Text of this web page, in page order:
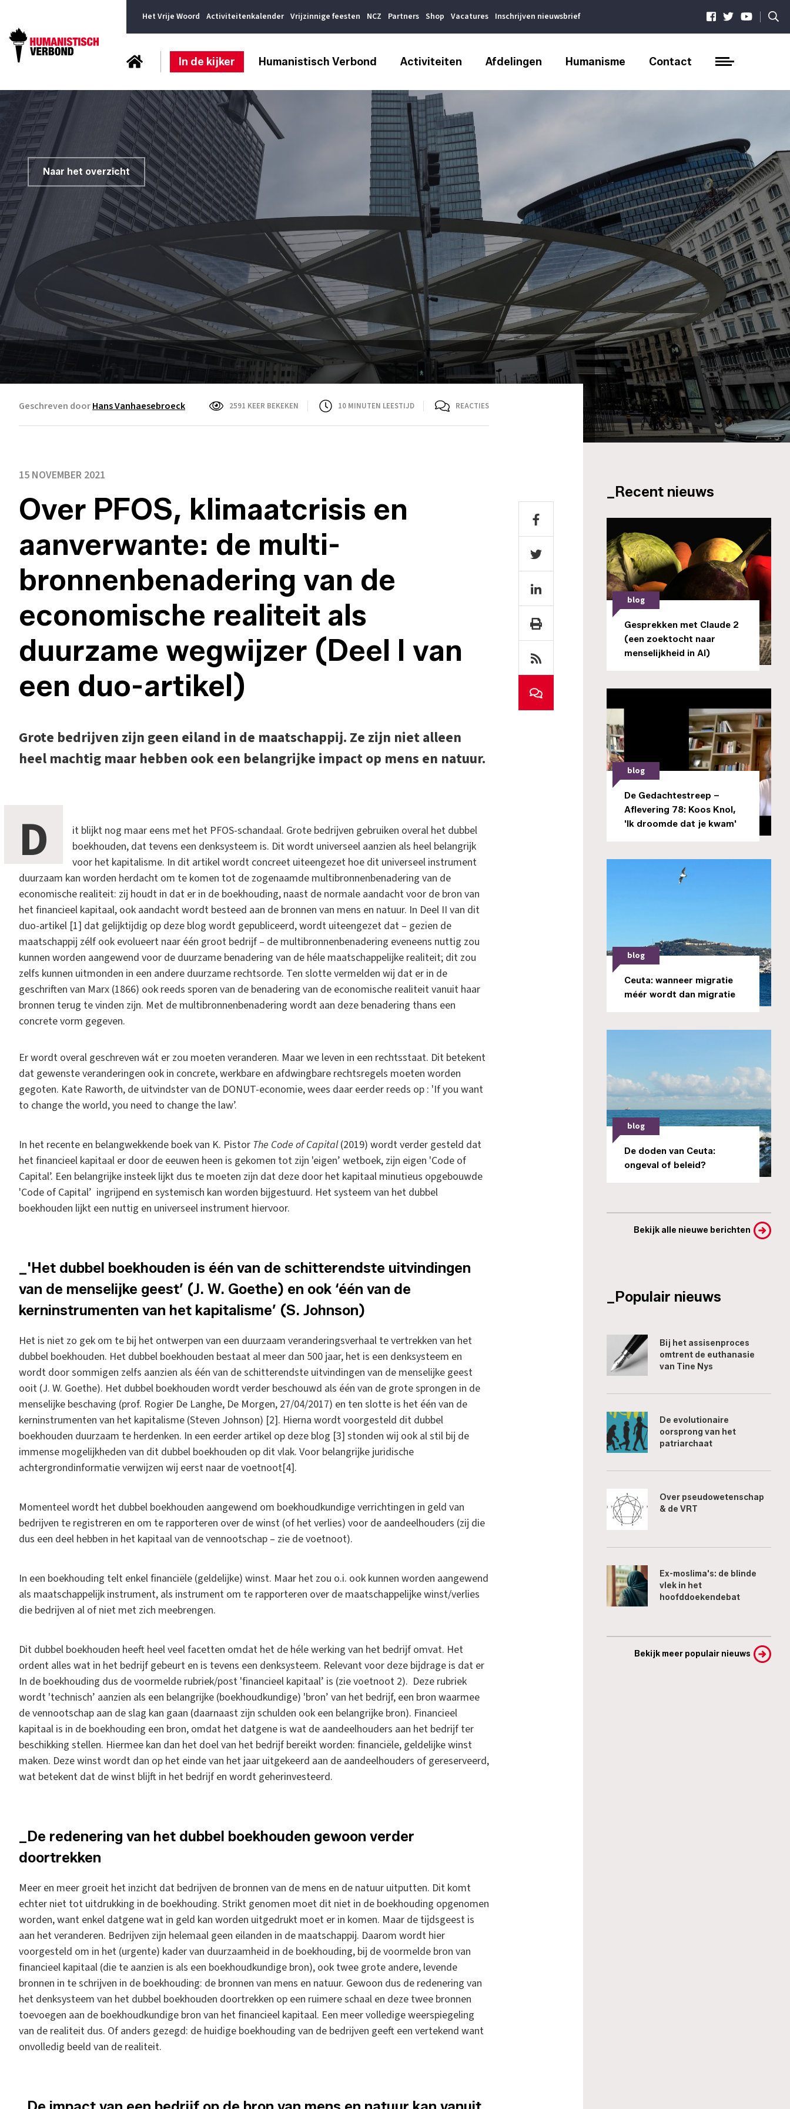
Het Vrije Woord Activiteitenkalender Vrijzinnige feesten NCZ Partners Shop Vacatures Inschrijven nieuwsbrief |
In de kijker Humanistisch Verbond Activiteiten Afdelingen Humanisme Contact
Naar het overzicht
Geschreven doorHans Vanhaesebroeck 2591 KEER BEKEKEN 10 MINUTEN LEESTIJD REACTIES
15 NOVEMBER 2021
Over PFOS, klimaatcrisis en
aanverwante: de multi-
bronnenbenadering van de
economische realiteit als
duurzame wegwijzer (Deel I van
een duo-artikel)
Grote bedrijven zijn geen eiland in de maatschappij. Ze zijn niet alleen
heel machtig maar hebben ook een belangrijke impact op mens en natuur.
D
it blijkt nog maar eens met het PFOS-schandaal. Grote bedrijven gebruiken overal het dubbel
boekhouden, dat tevens een denksysteem is. Dit wordt universeel aanzien als heel belangrijk
voor het kapitalisme. In dit artikel wordt concreet uiteengezet hoe dit universeel instrument
duurzaam kan worden herdacht om te komen tot de zogenaamde multibronnenbenadering van de
economische realiteit: zij houdt in dat er in de boekhouding, naast de normale aandacht voor de bron van
het financieel kapitaal, ook aandacht wordt besteed aan de bronnen van mens en natuur. In Deel II van dit
duo-artikel [1] dat gelijktijdig op deze blog wordt gepubliceerd, wordt uiteengezet dat – gezien de
maatschappij zélf ook evolueert naar één groot bedrijf – de multibronnenbenadering eveneens nuttig zou
kunnen worden aangewend voor de duurzame benadering van de héle maatschappelijke realiteit; dit zou
zelfs kunnen uitmonden in een andere duurzame rechtsorde. Ten slotte vermelden wij dat er in de
geschriften van Marx (1866) ook reeds sporen van de benadering van de economische realiteit vanuit haar
bronnen terug te vinden zijn. Met de multibronnenbenadering wordt aan deze benadering thans een
concrete vorm gegeven.
Er wordt overal geschreven wát er zou moeten veranderen. Maar we leven in een rechtsstaat. Dit betekent
dat gewenste veranderingen ook in concrete, werkbare en afdwingbare rechtsregels moeten worden
gegoten. Kate Raworth, de uitvindster van de DONUT-economie, wees daar eerder reeds op : 'If you want
to change the world, you need to change the law’.
In het recente en belangwekkende boek van K. Pistor The Code of Capital(2019) wordt verder gesteld dat
het financieel kapitaal er door de eeuwen heen is gekomen tot zijn 'eigen’ wetboek, zijn eigen 'Code of
Capital’. Een belangrijke insteek lijkt dus te moeten zijn dat deze door het kapitaal minutieus opgebouwde
'Code of Capital’ ingrijpend en systemisch kan worden bijgestuurd. Het systeem van het dubbel
boekhouden lijkt een nuttig en universeel instrument hiervoor.
_'Het dubbel boekhouden is één van de schitterendste uitvindingen
van de menselijke geest’ (J. W. Goethe) en ook ‘één van de
kerninstrumenten van het kapitalisme’ (S. Johnson)
Het is niet zo gek om te bij het ontwerpen van een duurzaam veranderingsverhaal te vertrekken van het
dubbel boekhouden. Het dubbel boekhouden bestaat al meer dan 500 jaar, het is een denksysteem en
wordt door sommigen zelfs aanzien als één van de schitterendste uitvindingen van de menselijke geest
ooit (J. W. Goethe). Het dubbel boekhouden wordt verder beschouwd als één van de grote sprongen in de
menselijke beschaving (prof. Rogier De Langhe, De Morgen, 27/04/2017) en ten slotte is het één van de
kerninstrumenten van het kapitalisme (Steven Johnson) [2]. Hierna wordt voorgesteld dit dubbel
boekhouden duurzaam te herdenken. In een eerder artikel op deze blog [3] stonden wij ook al stil bij de
immense mogelijkheden van dit dubbel boekhouden op dit vlak. Voor belangrijke juridische
achtergrondinformatie verwijzen wij eerst naar de voetnoot[4].
Momenteel wordt het dubbel boekhouden aangewend om boekhoudkundige verrichtingen in geld van
bedrijven te registreren en om te rapporteren over de winst (of het verlies) voor de aandeelhouders (zij die
dus een deel hebben in het kapitaal van de vennootschap – zie de voetnoot).
In een boekhouding telt enkel financiële (geldelijke) winst. Maar het zou o.i. ook kunnen worden aangewend
als maatschappelijk instrument, als instrument om te rapporteren over de maatschappelijke winst/verlies
die bedrijven al of niet met zich meebrengen.
Dit dubbel boekhouden heeft heel veel facetten omdat het de héle werking van het bedrijf omvat. Het
ordent alles wat in het bedrijf gebeurt en is tevens een denksysteem. Relevant voor deze bijdrage is dat er
In de boekhouding dus de voormelde rubriek/post 'financieel kapitaal’ is (zie voetnoot 2). Deze rubriek
wordt 'technisch’ aanzien als een belangrijke (boekhoudkundige) 'bron’ van het bedrijf, een bron waarmee
de vennootschap aan de slag kan gaan (daarnaast zijn schulden ook een belangrijke bron). Financieel
kapitaal is in de boekhouding een bron, omdat het datgene is wat de aandeelhouders aan het bedrijf ter
beschikking stellen. Hiermee kan dan het doel van het bedrijf bereikt worden: financiële, geldelijke winst
maken. Deze winst wordt dan op het einde van het jaar uitgekeerd aan de aandeelhouders of gereserveerd,
wat betekent dat de winst blijft in het bedrijf en wordt geherinvesteerd.
_De redenering van het dubbel boekhouden gewoon verder
doortrekken
Meer en meer groeit het inzicht dat bedrijven de bronnen van de mens en de natuur uitputten. Dit komt
echter niet tot uitdrukking in de boekhouding. Strikt genomen moet dit niet in de boekhouding opgenomen
worden, want enkel datgene wat in geld kan worden uitgedrukt moet er in komen. Maar de tijdsgeest is
aan het veranderen. Bedrijven zijn helemaal geen eilanden in de maatschappij. Daarom wordt hier
voorgesteld om in het (urgente) kader van duurzaamheid in de boekhouding, bij de voormelde bron van
financieel kapitaal (die te aanzien is als een boekhoudkundige bron), ook twee grote andere, levende
bronnen in te schrijven in de boekhouding: de bronnen van mens en natuur. Gewoon dus de redenering van
het denksysteem van het dubbel boekhouden doortrekken op een ruimere schaal en deze twee bronnen
toevoegen aan de boekhoudkundige bron van het financieel kapitaal. Een meer volledige weerspiegeling
van de realiteit dus. Of anders gezegd: de huidige boekhouding van de bedrijven geeft een vertekend want
onvolledig beeld van de realiteit.
_Recent nieuws
blog
Gesprekken met Claude 2
(een zoektocht naar
menselijkheid in AI)
blog
De Gedachtestreep –
Aflevering 78: Koos Knol,
'Ik droomde dat je kwam'
blog
Ceuta: wanneer migratie
méér wordt dan migratie
blog
De doden van Ceuta:
ongeval of beleid?
Bekijk alle nieuwe berichten
_Populair nieuws
Bij het assisenproces
omtrent de euthanasie
van Tine Nys
De evolutionaire
oorsprong van het
patriarchaat
Over pseudowetenschap
& de VRT
Ex-moslima's: de blinde
vlek in het
hoofddoekendebat
Bekijk meer populair nieuws